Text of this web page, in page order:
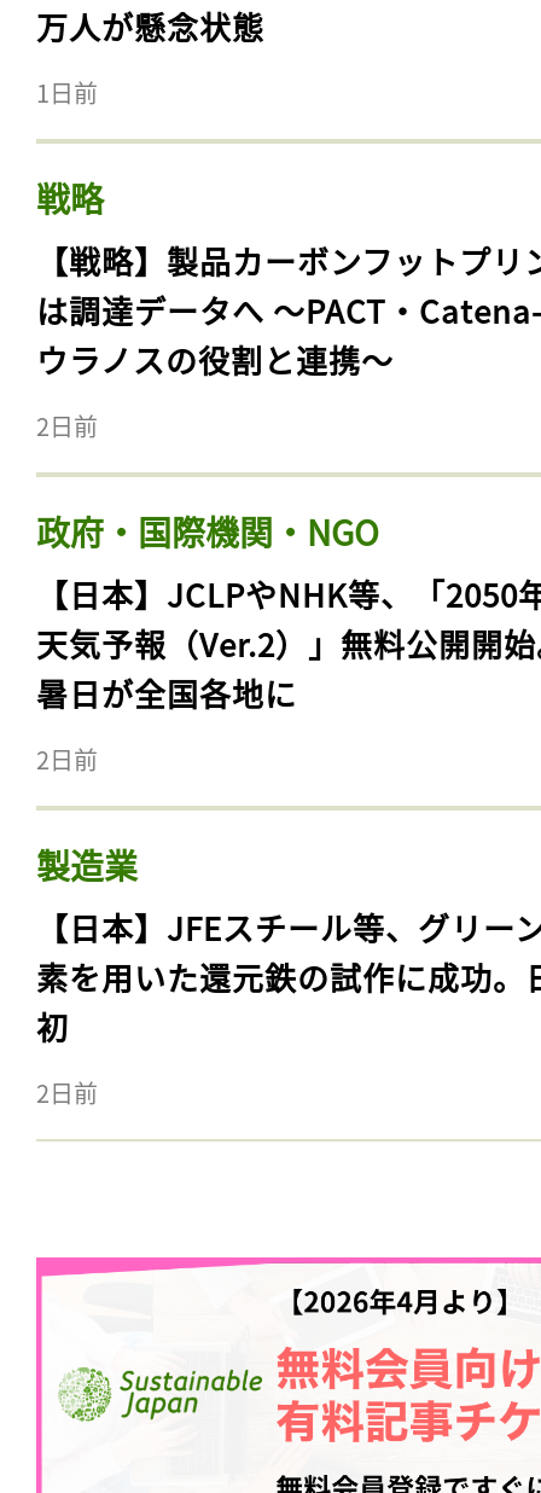
万人が懸念状態
1日前
戦略
【戦略】製品カーボンフットプリ
は調達データへ 〜PACT・
ウラノスの役割と連携〜
2日前
政府・国際機関・NGO
【日本】JCLPやNHK等、「2050
天気予報（Ver.2）」無料公開開
暑日が全国各地に
2日前
製造業
【日本】JFEスチール等、グリー
素を用いた還元鉄の試作に成功。
初
2日前